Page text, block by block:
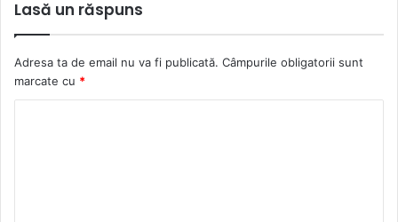
Lasă un răspuns
Adresa ta de email nu va fi publicată. Câmpurile obligatorii sunt
marcate cu *